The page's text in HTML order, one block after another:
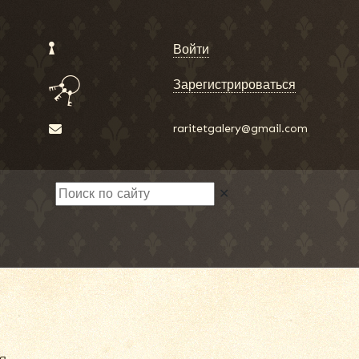
Войти
Зарегистрироваться
raritetgalery@gmail.com
✕